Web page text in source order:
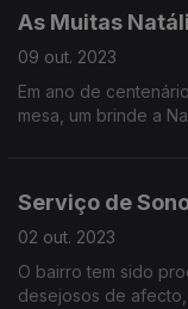
As Muitas
09 out. 2023
Em ano de
mesa, um brinde a
Serviço de
02 out. 2023
O bairro tem sido
desejosos de